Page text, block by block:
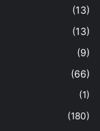
(13)
(13)
(9)
(66)
(1)
(180)